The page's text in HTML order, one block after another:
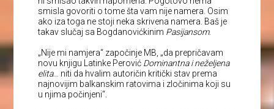
smisla govoriti o tome šta vam nije namera. Osim
ako iza toga ne stoji neka skrivena namera. Baš je
takav slučaj sa Bogdanovićkinim Pasijansom.
„Nije mi namjera“ započinje MB, „da prepričavam
novu knjigu Latinke Perović Dominantna i neželjena
elita… niti da hvalim autoričin kritički stav prema
najnovijim balkanskim ratovima i zločinima koji su
u njima počinjeni“.